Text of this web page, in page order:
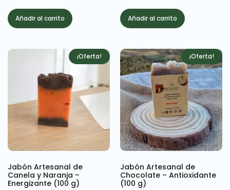
Añadir al carrito Añadir al carrito
¡Oferta!
Jabón Artesanal de
Canela y Naranja –
Energizante (100 g)
¡Oferta!
Jabón Artesanal de
Chocolate – Antioxidante
(100 g)